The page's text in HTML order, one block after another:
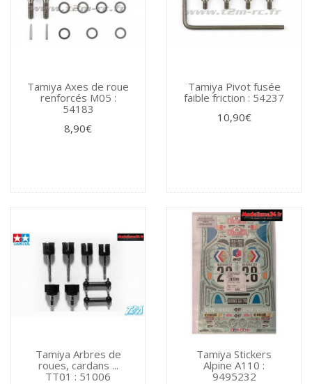
Tamiya Axes de roue
renforcés M05 :
54183
8,90€
Tamiya Pivot fusée
faible friction : 54237
10,90€
Tamiya Arbres de
roues, cardans ...
TT01 : 51006
Tamiya Stickers
Alpine A110 :
9495232